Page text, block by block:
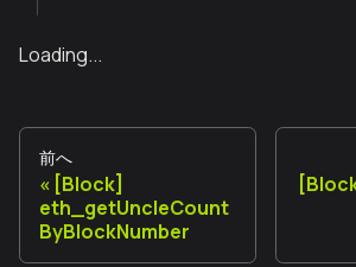
Loading...
前へ
[Block]
eth_getUncleCount
ByBlockNumber